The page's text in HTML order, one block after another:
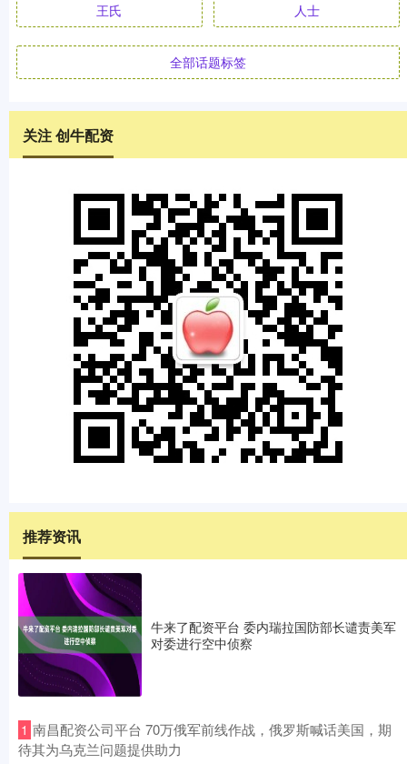
王氏 人士
全部话题标签
关注 创牛配资
推荐资讯
牛来了配资平台 委内瑞拉国防部长谴责美军
对委进行空中侦察
1 ​南昌配资公司平台 70万俄军前线作战，俄罗斯喊话美国，期
待其为乌克兰问题提供助力